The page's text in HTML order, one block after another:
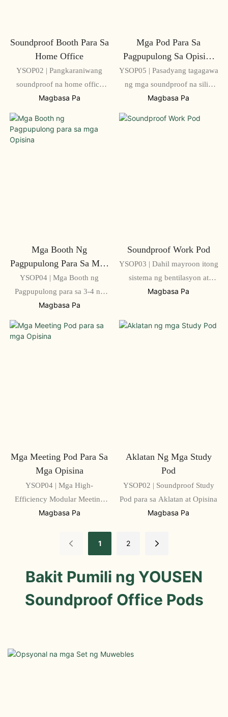
Soundproof Booth Para Sa
Home Office
YSOP02 | Pangkaraniwang
soundproof na home office
pod na may hawakang
Magbasa Pa
Mga Pod Para Sa
Pagpupulong Sa Opisina
Para Sa 6 Na Tao
YSOP05 | Pasadyang tagagawa
ng mga soundproof na silid
para sa mga pulong na
Magbasa Pa
Mga Booth Ng
Pagpupulong Para Sa Mga
Opisina
YSOP04 | Mga Booth ng
Pagpupulong para sa 3-4 na
Tao para sa mga Opisina
Magbasa Pa
Soundproof Work Pod
YSOP03 | Dahil mayroon itong
sistema ng bentilasyon at
sistema ng ilaw na LED, handa
Magbasa Pa
Mga Meeting Pod Para Sa
Mga Opisina
YSOP04 | Mga High-
Efficiency Modular Meeting
Pod para sa mga Opisina
Magbasa Pa
Aklatan Ng Mga Study
Pod
YSOP02 | Soundproof Study
Pod para sa Aklatan at Opisina
Magbasa Pa
1 2
Bakit Pumili ng YOUSEN
Soundproof Office Pods